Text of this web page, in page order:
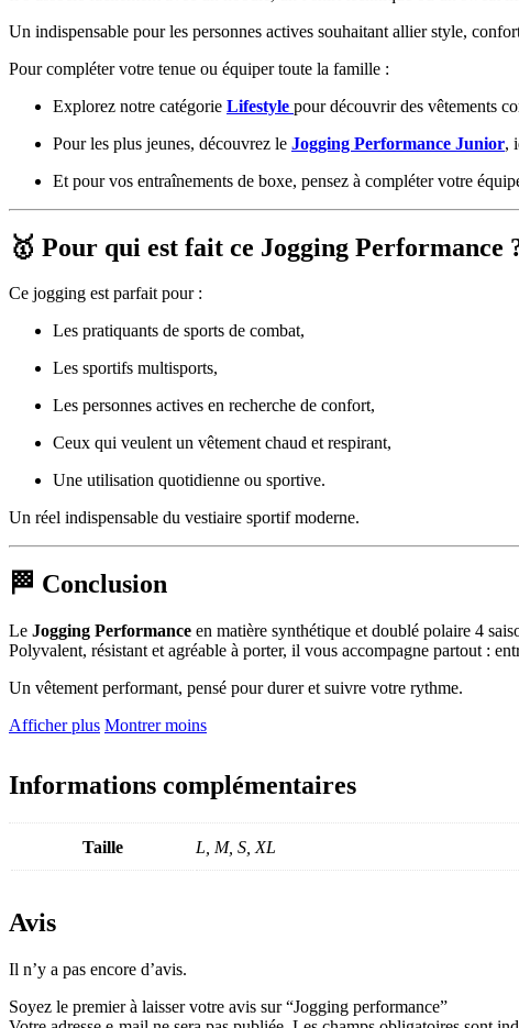
Un indispensable pour les personnes actives souhaitant allier style,
Pour compléter votre tenue ou équiper toute la famille :
Explorez notre catégorie Lifestyle pour découvrir des vêtements
Pour les plus jeunes, découvrez le Jogging Performance Junior,
Et pour vos entraînements de boxe, pensez à compléter votre
🥇 Pour qui est fait ce Jogging Performance
Ce jogging est parfait pour :
Les pratiquants de sports de combat,
Les sportifs multisports,
Les personnes actives en recherche de confort,
Ceux qui veulent un vêtement chaud et respirant,
Une utilisation quotidienne ou sportive.
Un réel indispensable du vestiaire sportif moderne.
🏁 Conclusion
Le Jogging Performance en matière synthétique et doublé polaire 4
Polyvalent, résistant et agréable à porter, il vous accompagne partout :
Un vêtement performant, pensé pour durer et suivre votre rythme.
Afficher plus Montrer moins
Informations complémentaires
Taille L, M, S, XL
Avis
Il n’y a pas encore d’avis.
Soyez le premier à laisser votre avis sur “Jogging performance”